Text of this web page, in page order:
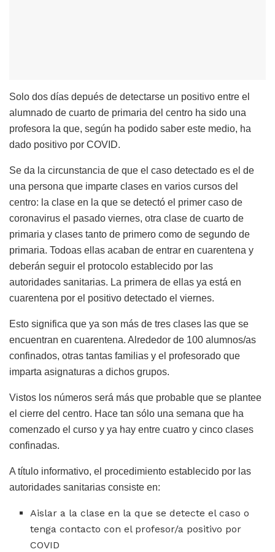
Solo dos días depués de detectarse un positivo entre el
alumnado de cuarto de primaria del centro ha sido una
profesora la que, según ha podido saber este medio, ha
dado positivo por COVID.
Se da la circunstancia de que el caso detectado es el de
una persona que imparte clases en varios cursos del
centro: la clase en la que se detectó el primer caso de
coronavirus el pasado viernes, otra clase de cuarto de
primaria y clases tanto de primero como de segundo de
primaria. Todoas ellas acaban de entrar en cuarentena y
deberán seguir el protocolo establecido por las
autoridades sanitarias. La primera de ellas ya está en
cuarentena por el positivo detectado el viernes.
Esto significa que ya son más de tres clases las que se
encuentran en cuarentena. Alrededor de 100 alumnos/as
confinados, otras tantas familias y el profesorado que
imparta asignaturas a dichos grupos.
Vistos los números será más que probable que se plantee
el cierre del centro. Hace tan sólo una semana que ha
comenzado el curso y ya hay entre cuatro y cinco clases
confinadas.
A título informativo, el procedimiento establecido por las
autoridades sanitarias consiste en:
Aislar a la clase en la que se detecte el caso o
tenga contacto con el profesor/a positivo por
COVID